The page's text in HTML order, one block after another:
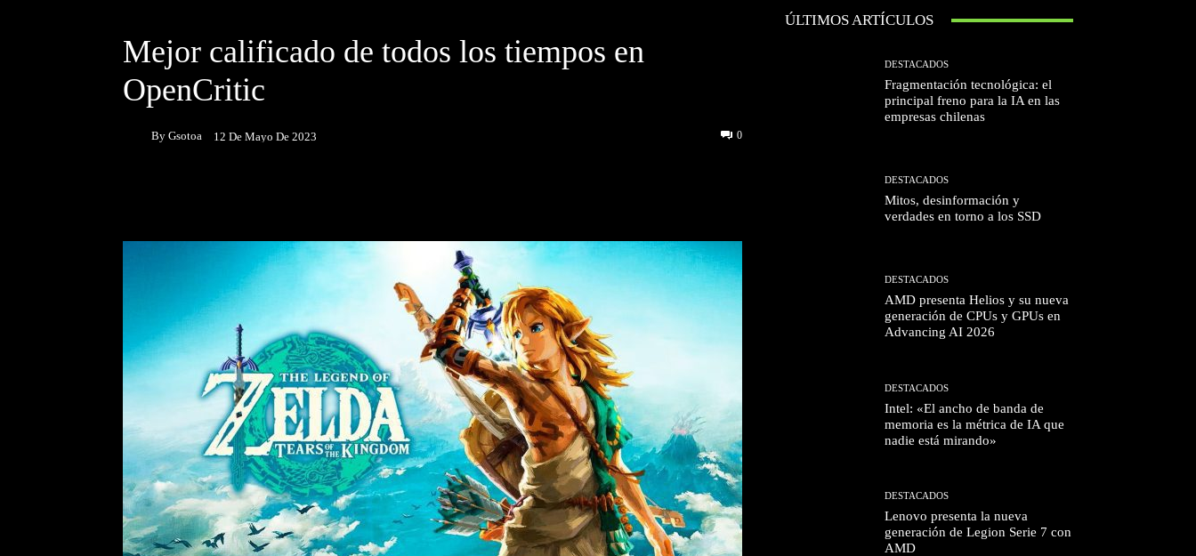
Mejor calificado de todos los tiempos en
OpenCritic
By Gsotoa 12 De Mayo De 2023 0
ÚLTIMOS ARTÍCULOS
DESTACADOS
Fragmentación tecnológica: el
principal freno para la IA en las
empresas chilenas
DESTACADOS
Mitos, desinformación y
verdades en torno a los SSD
DESTACADOS
AMD presenta Helios y su nueva
generación de CPUs y GPUs en
Advancing AI 2026
DESTACADOS
Intel: «El ancho de banda de
memoria es la métrica de IA que
nadie está mirando»
DESTACADOS
Lenovo presenta la nueva
generación de Legion Serie 7 con
AMD